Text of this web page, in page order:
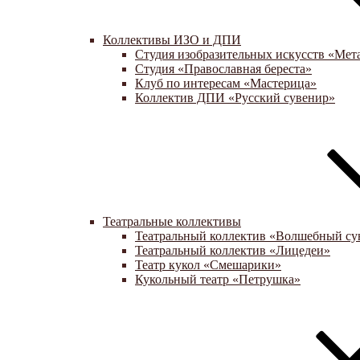
Коллективы ИЗО и ДПИ
Студия изобразительных искусств
Студия «Православная береста»
Клуб по интересам «Мастерица»
Коллектив ДПИ «Русский сувенир»
Театральные коллективы
Театральный коллектив «Волшебный
Театральный коллектив «Лицедеи»
Театр кукол «Смешарики»
Кукольный театр «Петрушка»